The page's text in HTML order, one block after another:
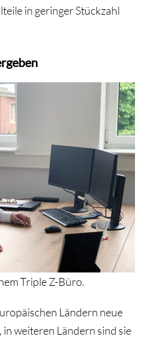
in geringer Stückzahl
Triple Z-Büro.
Ländern neue
weiteren Ländern sind sie